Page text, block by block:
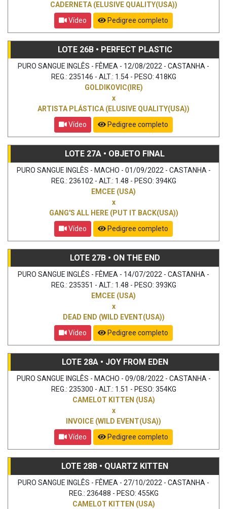
CADERNETA (ELUSIVE QUALITY(USA))
Vídeo
Pedigree completo
LOTE 26B • PERFECT PLASTIC
PURO SANGUE INGLÊS - FÊMEA - 12/08/2022 - CASTANHA -
REG.: 235146 - ALT.: 1.54 - PESO: 418KG
GOLDIKOVIC(IRE)
x
ARTISTA PLÁSTICA (ELUSIVE QUALITY(USA))
Vídeo
Pedigree completo
LOTE 27A • OBJETO FINAL
PURO SANGUE INGLÊS - MACHO - 01/09/2022 - CASTANHA -
REG.: 236102 - ALT.: 1.48 - PESO: 394KG
EMCEE (USA)
x
GANG'S ALL HERE (PUT IT BACK(USA))
Vídeo
Pedigree completo
LOTE 27B • ON THE END
PURO SANGUE INGLÊS - FÊMEA - 14/07/2022 - CASTANHA -
REG.: 235351 - ALT.: 1.48 - PESO: 393KG
EMCEE (USA)
x
DEAD END (WILD EVENT(USA))
Vídeo
Pedigree completo
LOTE 28A • JOY FROM EDEN
PURO SANGUE INGLÊS - MACHO - 09/08/2022 - CASTANHA -
REG.: 235300 - ALT.: 1.51 - PESO: 354KG
CAMELOT KITTEN (USA)
x
INVOICE (WILD EVENT(USA))
Vídeo
Pedigree completo
LOTE 28B • QUARTZ KITTEN
PURO SANGUE INGLÊS - FÊMEA - 27/10/2022 - CASTANHA -
REG.: 236488 - PESO: 455KG
CAMELOT KITTEN (USA)